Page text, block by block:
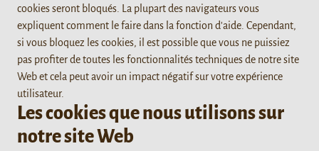
cookies seront bloqués. La plupart des navigateurs vous
expliquent comment le faire dans la fonction d'aide. Cependant,
si vous bloquez les cookies, il est possible que vous ne puissiez
pas profiter de toutes les fonctionnalités techniques de notre site
Web et cela peut avoir un impact négatif sur votre expérience
utilisateur.
Les cookies que nous utilisons sur
notre site Web